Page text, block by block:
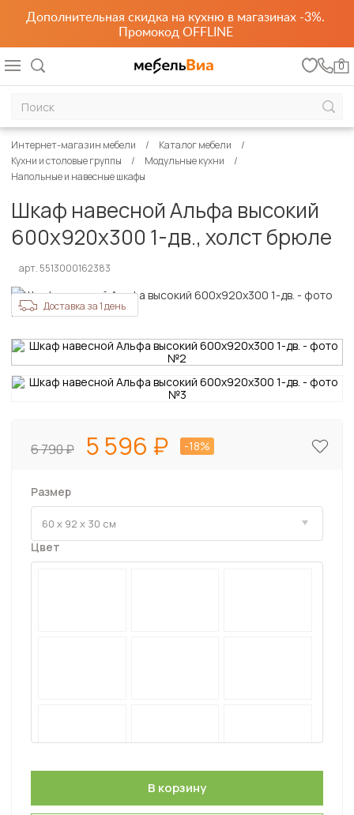
Дополнительная скидка на кухню в магазинах -3%.
Промокод OFFLINE
0
Интернет-магазин мебели
Каталог мебели
Кухни и столовые группы
Модульные кухни
Напольные и навесные шкафы
Шкаф навесной Альфа высокий
600х920х300 1-дв., холст брюле
арт. 5513000162383
Доставка за 1 день
6 790 5 596 -18%
Размер
Цвет